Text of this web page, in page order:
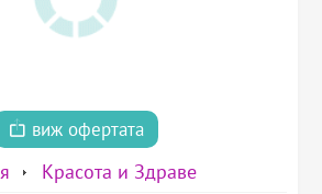
виж офертата
Красота и Здраве